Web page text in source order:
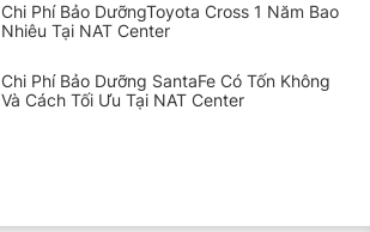
Chi Phí Bảo DưỡngToyota Cross 1 Năm Bao
Nhiêu Tại NAT Center
Chi Phí Bảo Dưỡng SantaFe Có Tốn Không
Và Cách Tối Ưu Tại NAT Center